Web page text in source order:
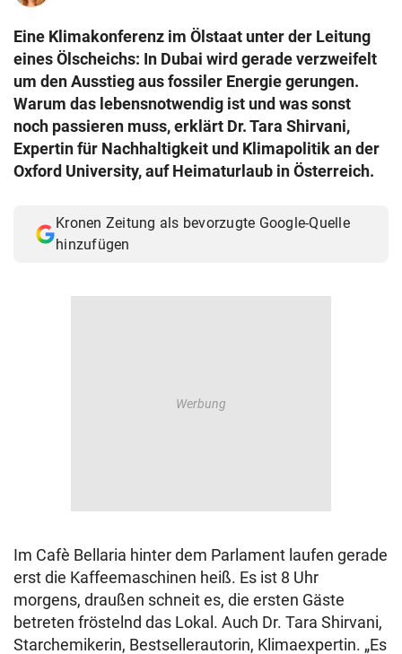
search
eingeben
© Krone Multimedia GmbH & Co KG 2026
Muthgasse 2, 1190 Wien
Eine Klimakonferenz im Ölstaat unter der Leitung
eines Ölscheichs: In Dubai wird gerade verzweifelt
um den Ausstieg aus fossiler Energie gerungen.
Warum das lebensnotwendig ist und was sonst
noch passieren muss, erklärt Dr. Tara Shirvani,
Expertin für Nachhaltigkeit und Klimapolitik an der
Oxford University, auf Heimaturlaub in Österreich.
Kronen Zeitung als bevorzugte Google-Quelle
hinzufügen
Im Cafè Bellaria hinter dem Parlament laufen gerade
erst die Kaffeemaschinen heiß. Es ist 8 Uhr
morgens, draußen schneit es, die ersten Gäste
betreten fröstelnd das Lokal. Auch Dr. Tara Shirvani,
Starchemikerin, Bestsellerautorin, Klimaexpertin. „Es